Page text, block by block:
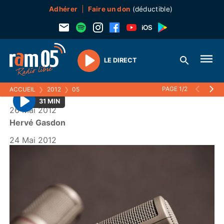
Adhérer Faire un don (déductible)
Play
LE DIRECT
ACCUEIL ❯ 2012 ❯ 05 PAGE 1/2
26 Mai 2012
P
l
a
31 MIN
Hervé Gasdon
24 Mai 2012